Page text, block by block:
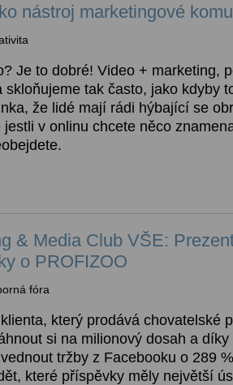
nástroj marketingové
Je to dobré! Video + marketing,
skloňujeme tak často, jako kdyby
že lidé mají rádi hýbající se
jestli v onlinu chcete něco
& Media Club VŠE:
o PROFIZOO
fóra
který prodává chovatelské
si na milionový dosah a
tržby z Facebooku o 289
které příspěvky měly největší